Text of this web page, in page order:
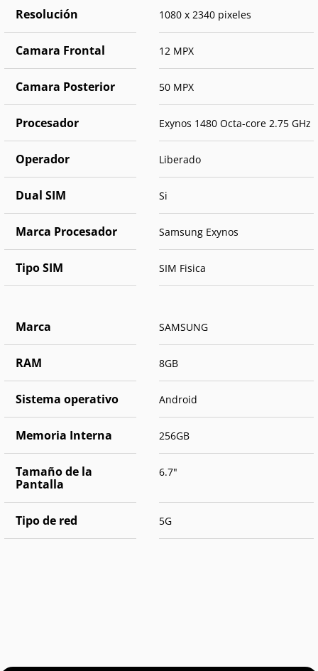
Resolución 1080 x 2340 pixeles
Camara Frontal 12 MPX
Camara Posterior 50 MPX
Procesador Exynos 1480 Octa-core 2.75 GHz
Operador Liberado
Dual SIM Si
Marca Procesador Samsung Exynos
Tipo SIM SIM Fisica
Marca SAMSUNG
RAM 8GB
Sistema operativo Android
Memoria Interna 256GB
Tamaño de la
Pantalla
6.7"
Tipo de red 5G